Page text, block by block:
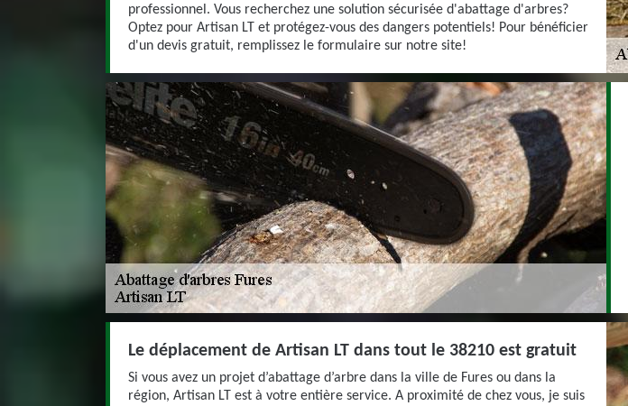
professionnel. Vous recherchez une solution sécurisée d'abattage d'arbres?
Optez pour Artisan LT et protégez-vous des dangers potentiels! Pour bénéficier
d'un devis gratuit, remplissez le formulaire sur notre site!
Le déplacement de Artisan LT dans tout le 38210 est gratuit
Si vous avez un projet d’abattage d’arbre dans la ville de Fures ou dans la
région, Artisan LT est à votre entière service. A proximité de chez vous, je suis